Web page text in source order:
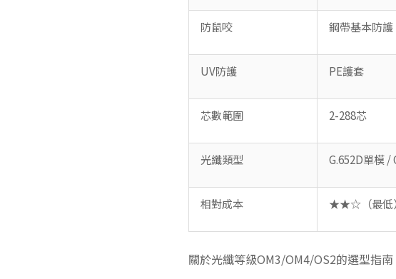
防鼠咬 鋼帶基本防護
UV防護 PE護套
芯數範圍 2-288芯
光纖類型 G.652D單模
相對成本 ★★☆（最低）
關於光纖等級OM3/OM4/OS2的選型指